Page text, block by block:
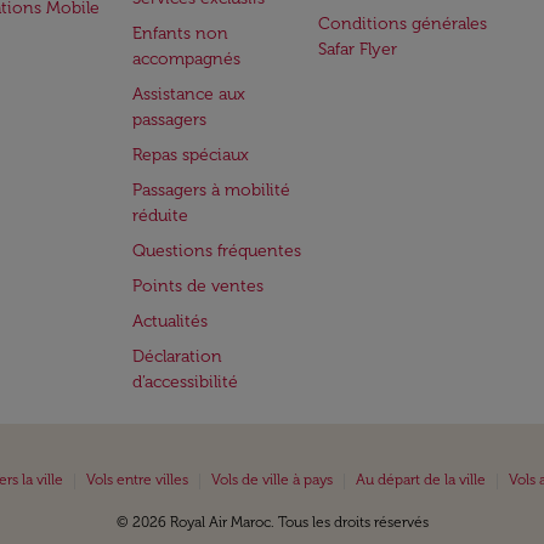
Mobile
Enfants non
accompagnés
Assistance aux
passagers
Repas spéciaux
Passagers à mobilité
réduite
Questions fréquentes
Points de ventes
Actualités
Déclaration
d’accessibilité
Conditions générales
Safar Flyer
la ville Vols entre villes Vols de ville à pays Au départ de la ville Vols
© 2026 Royal Air Maroc. Tous les droits réservés